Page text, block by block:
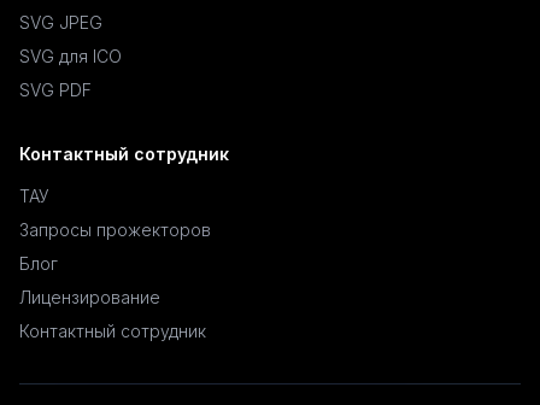
SVG JPEG
SVG для ICO
SVG PDF
Контактный сотрудник
ТАУ
Запросы прожекторов
Блог
Лицензирование
Контактный сотрудник